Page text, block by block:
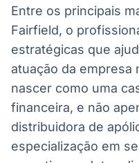
Entre os principais
Fairfield, o
estratégicas que
atuação da empresa
nascer como uma
financeira, e não
distribuidora de
especialização em